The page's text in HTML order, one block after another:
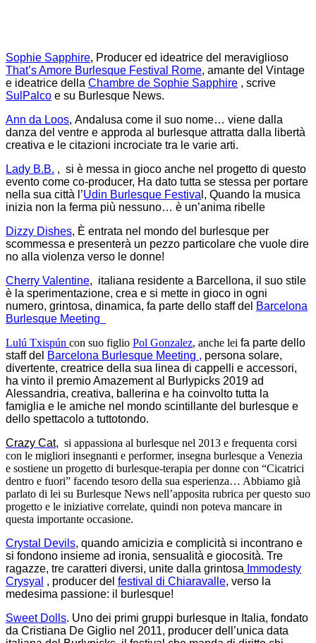
Sophie Sapphire, Producer ed ideatrice del meraviglioso
That’s Amore Burlesque Festival Rome, amante del Vintage
e ideatrice della Chambre de Sophie Sapphire , scrive
SulPalco e su Burlesque News.
Ann da Loos, Andalusa come il suo nome… viene dalla
danza del ventre e approda al burlesque attratta dalla libertà
creativa e le citazioni incrociate tra le varie arti.
Lady B.B. , si è messa in gioco anche nel progetto di questo
evento come co-producer, Ha dato tutta se stessa per portare
nella sua città l’Udin Burlesque Festiva l, Quando la musica
inizia non la ferma più nessuno… è un’anima ribelle
Dizzy Dishes, È entrata nel mondo del burlesque per
scommessa e presenterà un pezzo particolare che vuole dire
no alla violenza verso le donne!
Cherry Valentine, italiana residente a Barcellona, il suo stile
è la sperimentazione, crea e si mette in gioco in ogni
numero, grintosa, dinamica, fa parte dello staff del Barcelona
Burlesque Meeting
Lulú Txispún con suo figlio Pol Gonzalez, anche lei fa parte dello
staff del Barcelona Burlesque Meeting , persona solare,
divertente, creatrice della sua linea di cappelli e accessori,
ha vinto il premio Amazement al Burlypicks 2019 ad
Alessandria, creativa, ballerina e ha coinvolto tutta la
famiglia e le amiche nel mondo scintillante del burlesque e
dello spettacolo a tuttotondo.
Crazy Cat, si appassiona al burlesque nel 2013 e frequenta corsi
con le migliori insegnanti e performer, insegna burlesque a Venezia
e sostiene un progetto di burlesque-terapia per donne con “Cicatrici
dentro e fuori” facendo tesoro della sua esperienza… Abbiamo già
parlato di lei su Burlesque News nell’apposita rubrica per questo suo
progetto e le iniziative correlate, quindi non poteva mancare in
questa importante occasione.
Crystal Devils, quando amicizia e complicità si incontrano e
si fondono insieme ad ironia, sensualità e giocosità. Tre
ragazze, tre caratteri diversi, unite dalla grintosa Immodesty
Crysyal , producer del festival di Chiaravalle, verso la
medesima passione: il burlesque!
Sweet Dolls. Uno dei primi gruppi burlesque in Italia, fondato
da Cristiana De Giglio nel 2011, producer dell’unica data